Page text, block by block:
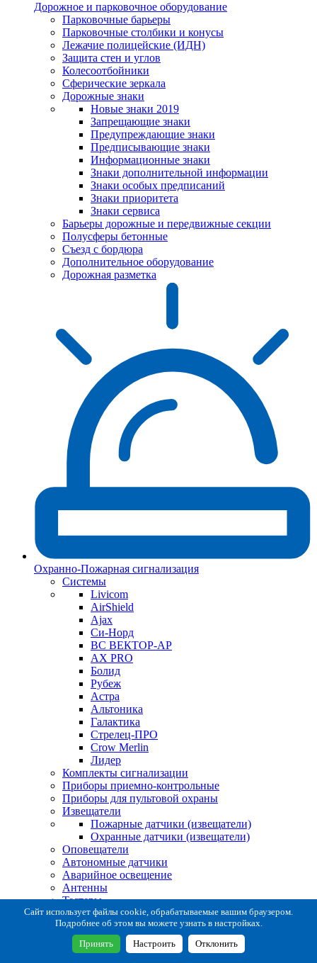
Дорожное и парковочное оборудование
Парковочные барьеры
Парковочные столбики и конусы
Лежачие полицейские (ИДН)
Защита стен и углов
Колесоотбойники
Сферические зеркала
Дорожные знаки
Новые знаки 2019
Запрещающие знаки
Предупреждающие знаки
Предписывающие знаки
Информационные знаки
Знаки дополнительной информации
Знаки особых предписаний
Знаки приоритета
Знаки сервиса
Барьеры дорожные и передвижные секции
Полусферы бетонные
Съезд с бордюра
Дополнительное оборудование
Дорожная разметка
Охранно-Пожарная сигнализация
Системы
Livicom
AirShield
Ajax
Си-Норд
ВС ВЕКТОР-АР
AX PRO
Болид
Рубеж
Астра
Альтоника
Галактика
Стрелец-ПРО
Crow Merlin
Лидер
Комплекты сигнализации
Приборы приемно-контрольные
Приборы для пультовой охраны
Извещатели
Пожарные датчики (извещатели)
Охранные датчики (извещатели)
Оповещатели
Автономные датчики
Аварийное освещение
Антенны
Тестеры
Система сбора извещений
Расходные и монтажные материалы
Коробки коммутационные
Кронштейны для извещателей
Сайт использует файлы cookie, обрабатываемые вашим браузером.
Подробнее об этом вы можете узнать в настройках.
Принять Настроить Отклонить